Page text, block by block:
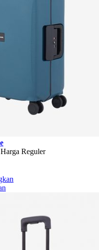
Harga Reguler